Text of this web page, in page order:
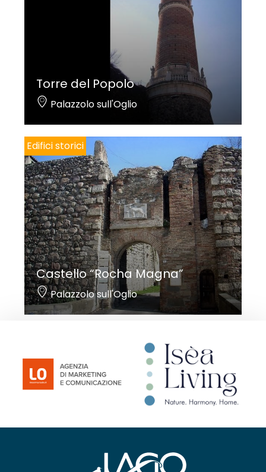
Torre del Popolo
Palazzolo sull'Oglio
Edifici storici
Castello “Rocha Magna”
Palazzolo sull'Oglio